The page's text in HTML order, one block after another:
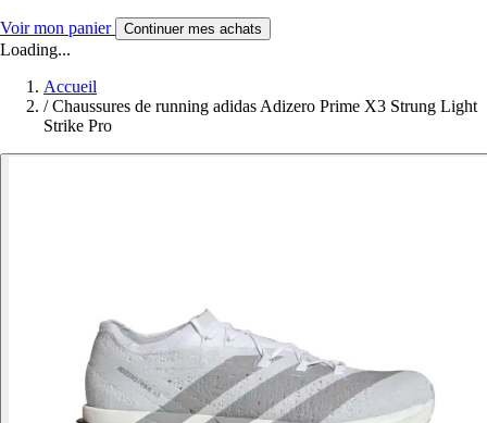
Voir mon panier Continuer mes achats
Loading...
Accueil
/ Chaussures de running adidas Adizero Prime X3 Strung Light
Strike Pro